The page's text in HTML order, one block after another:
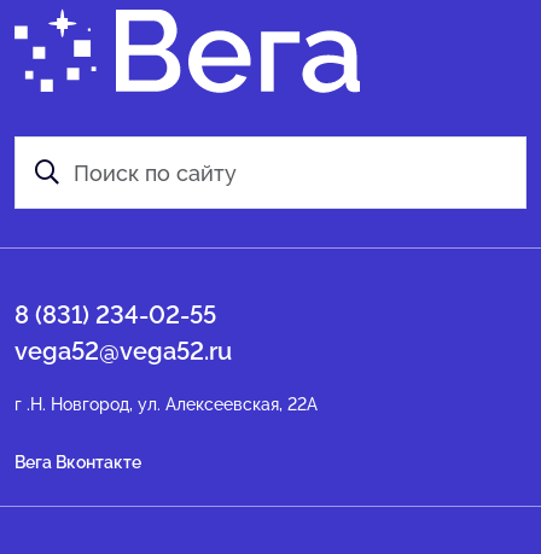
8 (831) 234-02-55
vega52@vega52.ru
г .Н. Новгород, ул. Алексеевская, 22А
Вега Вконтакте